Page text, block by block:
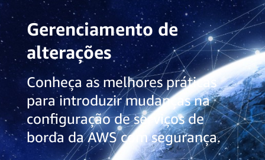
Conceitos básicos
Aceleração da Web
Proteção de perímetro
Streaming de vídeo
Pesquisar conteúdo
Gerenciamento de
alterações
Conheça as melhores práticas
para introduzir mudanças na
configuração de serviços de
borda da AWS com segurança.